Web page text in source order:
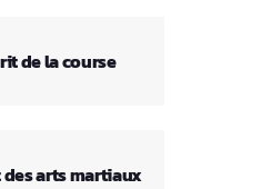
de la course
des arts martiaux